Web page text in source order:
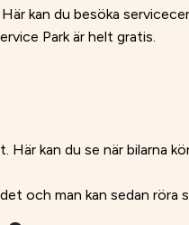
kan du besöka
Park är helt gratis.
kan du se när bilarna
och man kan sedan röra